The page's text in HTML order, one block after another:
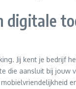
digitale
Jij kent je bedrijf
die aansluit bij